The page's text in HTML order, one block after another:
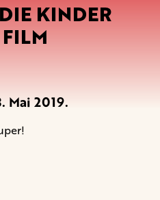
KINDER
Mai 2019.